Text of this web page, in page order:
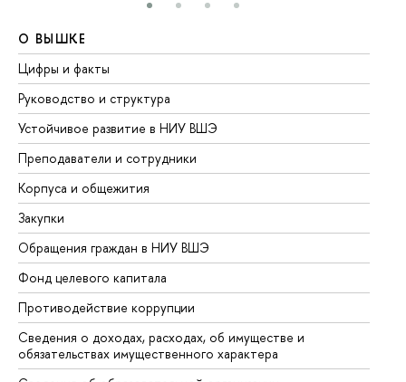
О ВЫШКЕ
Цифры и факты
Руководство и структура
Устойчивое развитие в НИУ ВШЭ
Преподаватели и сотрудники
Корпуса и общежития
Закупки
Обращения граждан в НИУ ВШЭ
Фонд целевого капитала
Противодействие коррупции
Сведения о доходах, расходах, об имуществе и
обязательствах имущественного характера